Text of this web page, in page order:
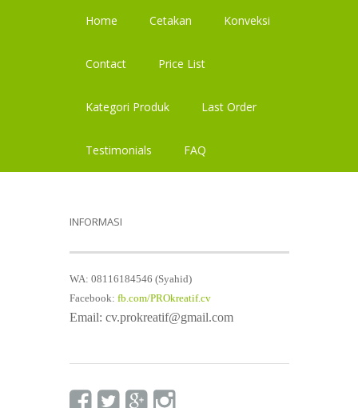
Home Cetakan Konveksi
Contact Price List
Kategori Produk Last Order
Testimonials FAQ
INFORMASI
WA: 08116184546 (Syahid)
Facebook: fb.com/PROkreatif.cv
Email: cv.prokreatif@gmail.com